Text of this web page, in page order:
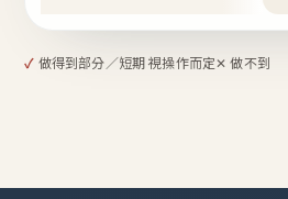
✓ 做得到部分／短期 視操作而定✕ 做不到